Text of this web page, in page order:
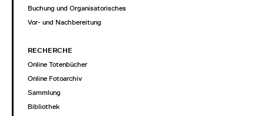
Buchung und Organisatorisches
Vor- und Nachbereitung
RECHERCHE
Online Totenbücher
Online Fotoarchiv
Sammlung
Bibliothek